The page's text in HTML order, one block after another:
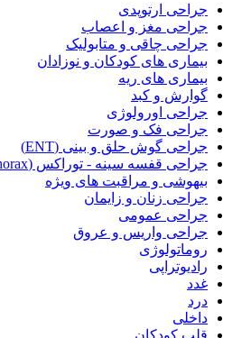
جراحی ارتوپدی
جراحی مغز و اعصاب
جراحی چاقی و متابولیک
بیماری های کودکان و نوزادان
بیماری های ریه
گوارش و کبد
جراحی اورولوژی
جراحی فک و صورت
جراحی گوش حلق و بینی (ENT)
جراحی قفسه سینه - توراکس (Thorax)
بیهوشی و مراقبت های ویژه
جراحی زنان و زایمان
جراحی عمومی
جراحی واریس و عروق
روماتولوژی
رادیوتراپی
غدد
درد
داخلی
قلب کودکان